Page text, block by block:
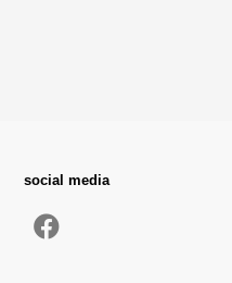
social media